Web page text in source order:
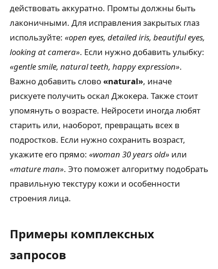
действовать аккуратно. Промты должны быть
лаконичными. Для исправления закрытых глаз
используйте: «open eyes, detailed iris, beautiful eyes,
looking at camera». Если нужно добавить улыбку:
«gentle smile, natural teeth, happy expression».
Важно добавить слово«natural», иначе
рискуете получить оскал Джокера. Также стоит
упомянуть о возрасте. Нейросети иногда любят
старить или, наоборот, превращать всех в
подростков. Если нужно сохранить возраст,
укажите его прямо: «woman 30 years old» или
«mature man». Это поможет алгоритму подобрать
правильную текстуру кожи и особенности
строения лица.
Примеры комплексных
запросов